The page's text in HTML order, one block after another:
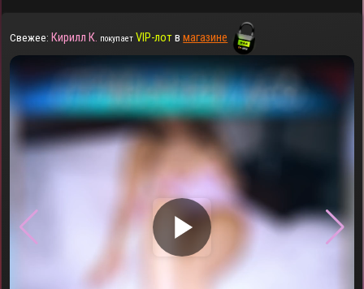
Свежее: Кирилл К. покупает VIP-лотвмагазине
▶